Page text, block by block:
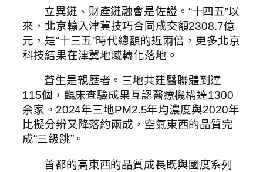
立異鏈、財產鏈融會是佐證。“十四五”以
來，北京輸入津冀技巧合同成交額2308.7億
元，是“十三五”時代總額的近兩倍，更多北京
科技結果在津冀地域轉化落地。
蒼生是親歷者。三地共建醫聯體到達
115個，臨床查驗成果互認醫療機構達1300
余家。2024年三地PM2.5年均濃度與2020年
比擬分辨又降落約兩成，空氣東西的品質完
成“三級跳”。
首都的高東西的品質成長既與國度系列